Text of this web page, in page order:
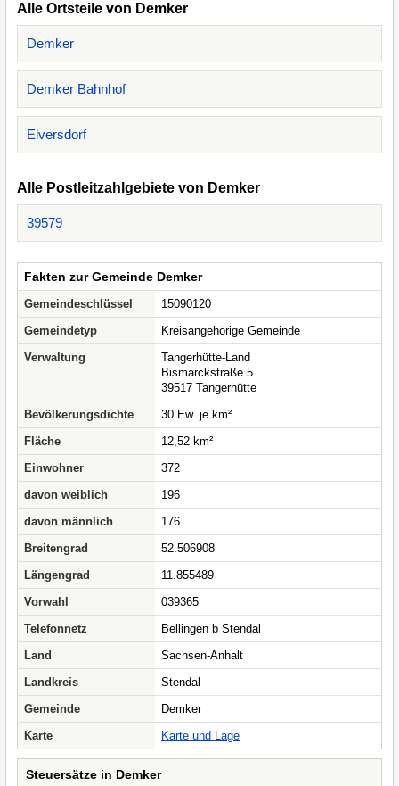
Alle Ortsteile von Demker
Demker
Demker Bahnhof
Elversdorf
Alle Postleitzahlgebiete von Demker
39579
Fakten zur Gemeinde Demker
Gemeindeschlüssel
15090120
Gemeindetyp
Kreisangehörige Gemeinde
Verwaltung
Tangerhütte-Land
Bismarckstraße 5
39517 Tangerhütte
Bevölkerungsdichte
30 Ew. je km²
Fläche
12,52 km²
Einwohner
372
davon weiblich
196
davon männlich
176
Breitengrad
52.506908
Längengrad
11.855489
Vorwahl
039365
Telefonnetz
Bellingen b Stendal
Land
Sachsen-Anhalt
Landkreis
Stendal
Gemeinde
Demker
Karte
Karte und Lage
Steuersätze in Demker